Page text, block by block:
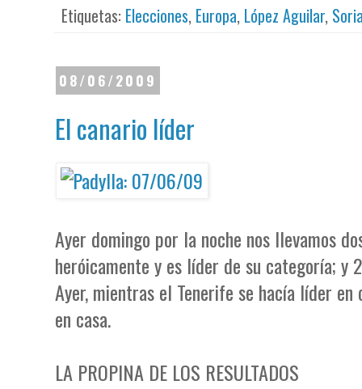
Etiquetas: Elecciones, Europa, López Aguilar,
08/06/2009
El canario líder
Ayer domingo por la noche nos llevamos
heróicamente y es líder de su categoría; y
Ayer, mientras el Tenerife se hacía líder
en casa.
LA PROPINA DE LOS RESULTADOS